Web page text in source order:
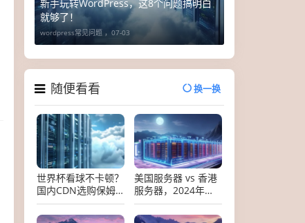
新手玩转WordPress，这8个问题搞明白
就够了！
wordpress常见问题 ， 07-03
随便看看 换一换
世界杯看球不卡顿？
国内CDN选购保姆
级指南，小白也能避
开所有坑
美国服务器 vs 香港
服务器，2024年终
极对决指南